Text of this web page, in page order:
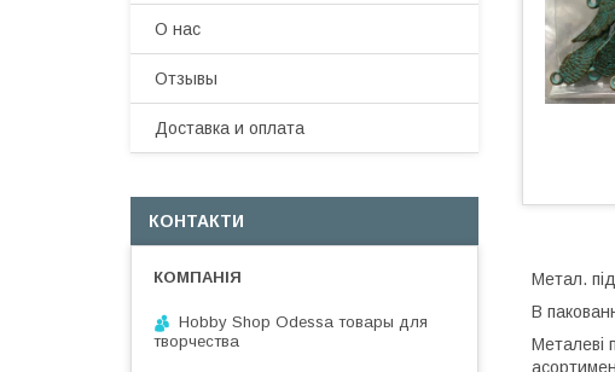
Метал.
В
Металеві
О нас
Отзывы
Доставка и оплата
КОНТАКТИ
Hobby Shop Odessa товары для
творчества